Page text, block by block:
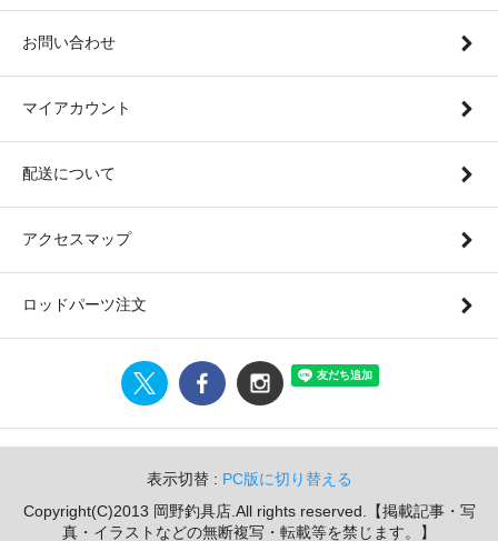
お問い合わせ
マイアカウント
配送について
アクセスマップ
ロッドパーツ注文
表示切替 : PC版に切り替える
Copyright(C)2013 岡野釣具店.All rights reserved.【掲載記事・写
真・イラストなどの無断複写・転載等を禁じます。】